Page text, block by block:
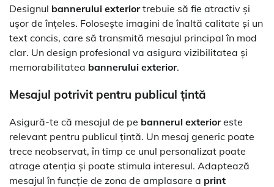
Designul bannerului exteriortrebuie să fie atractiv și
ușor de înțeles. Folosește imagini de înaltă calitate și un
text concis, care să transmită mesajul principal în mod
clar. Un design profesional va asigura vizibilitatea și
memorabilitatea bannerului exterior.
Mesajul potrivit pentru publicul țintă
Asigură-te că mesajul de pe bannerul exterioreste
relevant pentru publicul țintă. Un mesaj generic poate
trece neobservat, în timp ce unul personalizat poate
atrage atenția și poate stimula interesul. Adaptează
mesajul în funcție de zona de amplasare a print